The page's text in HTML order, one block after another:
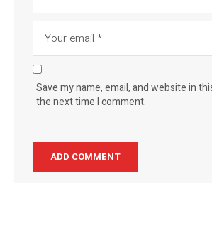
Save my name, email, and website in
the next time I comment.